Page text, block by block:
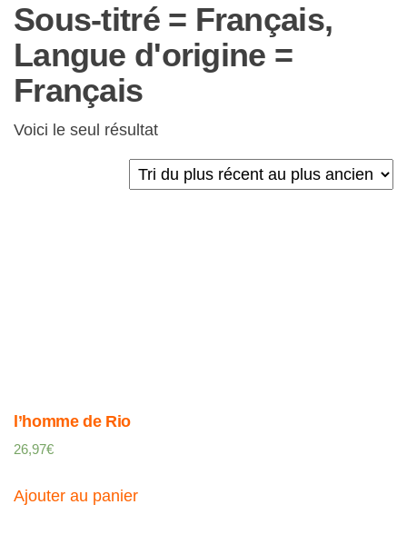
Sous-titré = Français,
Langue d'origine =
Français
Voici le seul résultat
l’homme de Rio
26,97€
Ajouter au panier